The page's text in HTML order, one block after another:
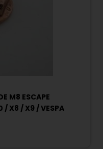
M8 ESCAPE
/ X8 / X9 / VESPA